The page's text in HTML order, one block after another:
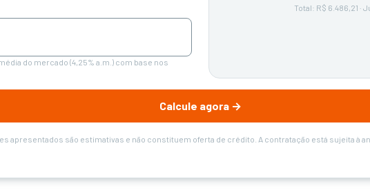
do mercado (4,25% a.m.) com base nos
Total: R$ 6.486,21 ·
Calcule agora →
apresentados são estimativas e não constituem oferta de crédito. A contratação está sujeita à